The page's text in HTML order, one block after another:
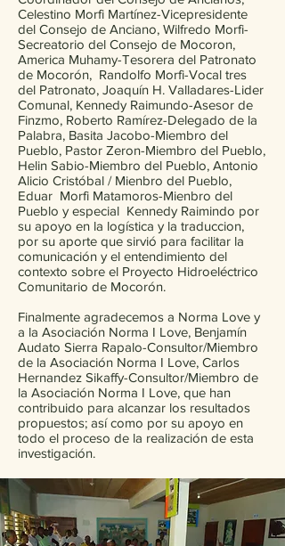
Celestino Morfi Martínez-Vicepresidente
del Consejo de Anciano, Wilfredo Morfi-
Secreatorio del Consejo de Mocoron,
America Muhamy-Tesorera del Patronato
de Mocorón, Randolfo Morfi-Vocal tres
del Patronato, Joaquín H. Valladares-Lider
Comunal, Kennedy Raimundo-Asesor de
Finzmo, Roberto Ramírez-Delegado de la
Palabra, Basita Jacobo-Miembro del
Pueblo, Pastor Zeron-Miembro del Pueblo,
Helin Sabio-Miembro del Pueblo, Antonio
Alicio Cristóbal / Mienbro del Pueblo,
Eduar Morfi Matamoros-Mienbro del
Pueblo y especial Kennedy Raimindo por
su apoyo en la logística y la traduccion,
por su aporte que sirvió para facilitar la
comunicación y el entendimiento del
contexto sobre el Proyecto Hidroeléctrico
Comunitario de Mocorón.
Finalmente agradecemos a Norma Love y
a la Asociación Norma I Love, Benjamín
Audato Sierra Rapalo-Consultor/Miembro
de la Asociación Norma I Love, Carlos
Hernandez Sikaffy-Consultor/Miembro de
la Asociación Norma I Love, que han
contribuido para alcanzar los resultados
propuestos; así como por su apoyo en
todo el proceso de la realización de esta
investigación.